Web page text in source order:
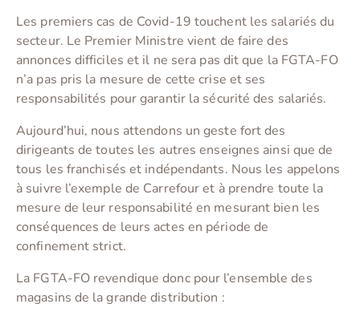
Les premiers cas de Covid-19 touchent les salariés du
secteur. Le Premier Ministre vient de faire des
annonces difficiles et il ne sera pas dit que la FGTA-FO
n’a pas pris la mesure de cette crise et ses
responsabilités pour garantir la sécurité des salariés.
Aujourd’hui, nous attendons un geste fort des
dirigeants de toutes les autres enseignes ainsi que de
tous les franchisés et indépendants. Nous les appelons
à suivre l’exemple de Carrefour et à prendre toute la
mesure de leur responsabilité en mesurant bien les
conséquences de leurs actes en période de
confinement strict.
La FGTA-FO revendique donc pour l’ensemble des
magasins de la grande distribution :